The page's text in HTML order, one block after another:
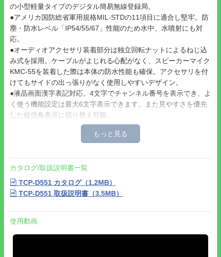
の小型軽量タイプのデジタル簡易無線登録局。
●アメリカ国防総省軍用規格MIL-STDの11項目に適合し堅牢。防
塵・防水レベル「IP54/55/67」性能のため水中、水噴射にも対
応。
●オーディオアクセサリ装着部分は独立回転ナットによるねじ込
み式を採用。ケーブルがよじれる心配がなく、スピーカーマイク
KMC-55を装着した際は本体の防水性能も確保。アクセサリを付
けてもサイドの出っ張りがなく使用しやすいデザイン。
●液晶画面漢字表記対応。4文字でチャンネル番号を表示でき、よ
く使う機能設定は最大6文字表示できます。また見やすさを優先
した縦倍角表示に切り替え可能。
●2つのチャンネルを自動的に交互に受信し、送信できるセカンド
PTT機能搭載。1台で2台持っているような使い方ができます。
●32,767通りの高度な秘話機能付き。
●上空用5chの受信専用機能搭載。
●セミVOX機能を搭載。通話開始はPTT(送信)ボタンを一度押せ
ば送信開始、終話はMICに音声入力がなくなると送信終了になり
ド機能も搭載。
●不特定多数と通話も可能な呼び出しチャンネル搭載。
●グループのチャンネルを探し、またチャンネルの使用状況を確
カタログ/取扱説明書一覧
TCP-D551 カタログ（1.2MB）
TCP-D551 取扱説明書（3.5MB）
使用動画